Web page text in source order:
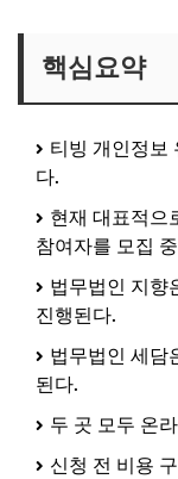
핵심요약
티빙 개인정보
다.
현재 대표적으
참여자를 모집
법무법인 지향
진행된다.
법무법인 세담
된다.
두 곳 모두 온
신청 전 비용